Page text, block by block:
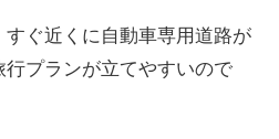
ぐ近くに自動車専用道路が
プランが立てやすいので